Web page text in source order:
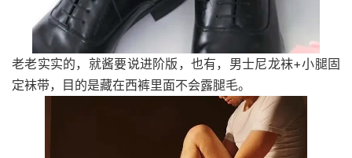
老老实实的，就酱要说进阶版，也有，男士尼龙袜+小腿固
定袜带，目的是藏在西裤里面不会露腿毛。